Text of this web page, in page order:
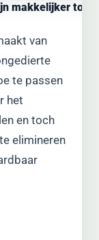
makkelijker
van
te passen
het
en toch
elimineren